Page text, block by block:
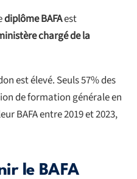
diplôme BAFAest
chargé de la
est élevé. Seuls 57% des
de formation générale en
BAFA entre 2019 et 2023,
le BAFA